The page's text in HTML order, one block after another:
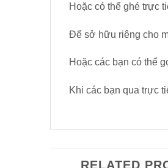
Hoặc có thể ghé trực
Để sở hữu riêng cho
Hoặc các bạn có thể
Khi các bạn qua trực
RELATED